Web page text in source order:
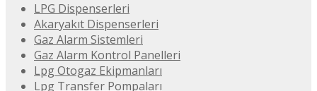
LPG Dispenserleri
Akaryakıt Dispenserleri
Gaz Alarm Sistemleri
Gaz Alarm Kontrol Panelleri
Lpg Otogaz Ekipmanları
Lpg Transfer Pompaları